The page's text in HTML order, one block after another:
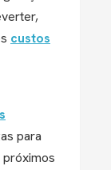
custos
para